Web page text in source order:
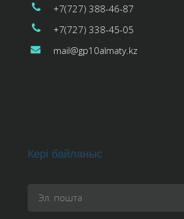
+7(727) 388-46-87
+7(727) 338-45-05
mail@gp10almaty.kz
Кері байланыс